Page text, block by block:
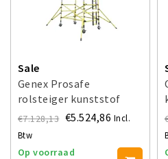
Sale
Genex Prosafe
rolsteiger kunststof
carbon 145x250
€7.128,13 €5.524,86 Incl.
Btw
Op voorraad